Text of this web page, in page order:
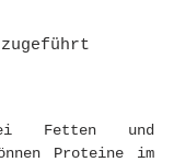
Fetten und
Proteine im